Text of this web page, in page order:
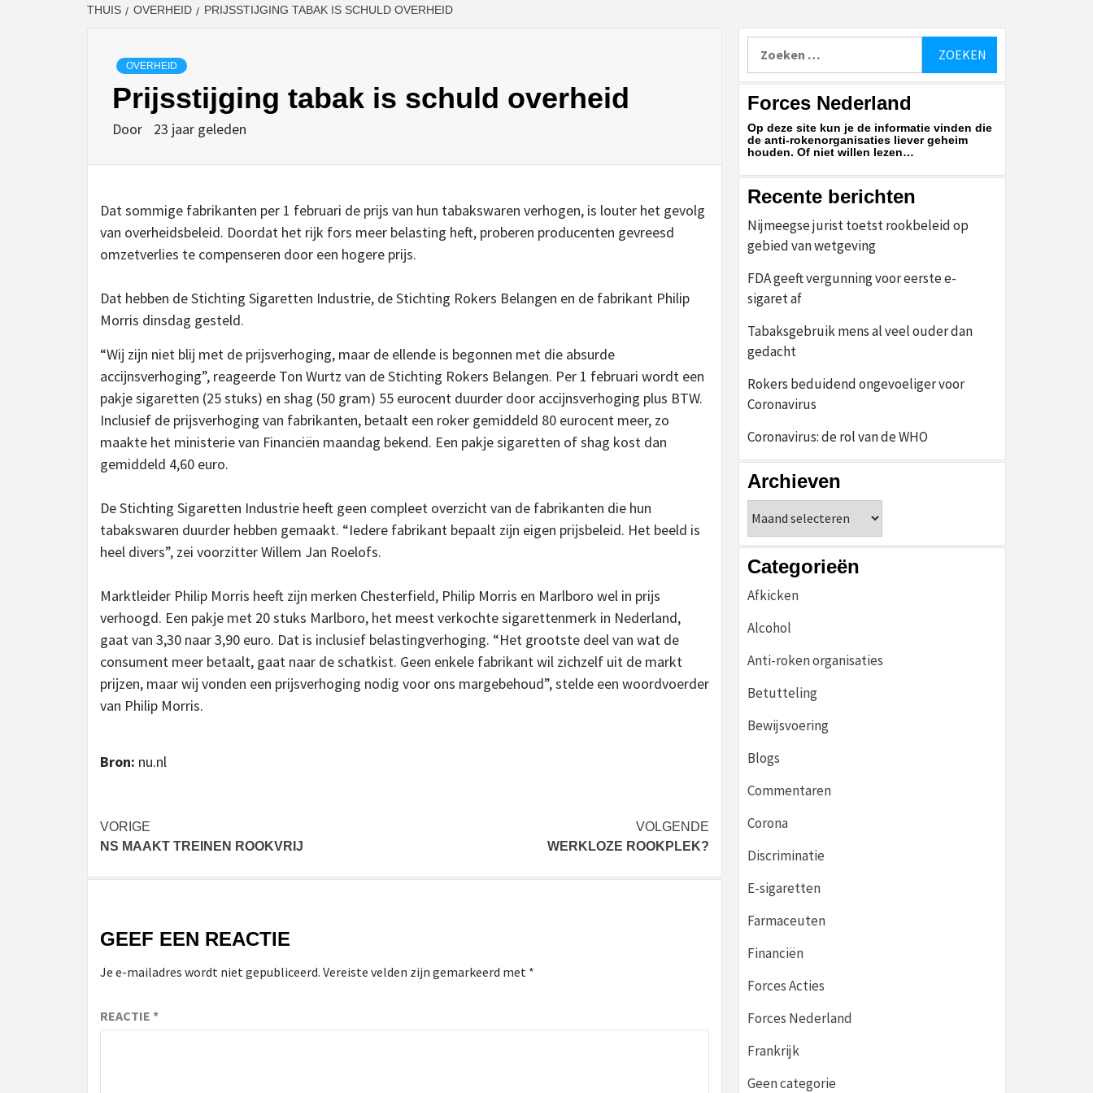
THUIS OVERHEID PRIJSSTIJGING TABAK IS SCHULD OVERHEID
OVERHEID
Prijsstijging tabak is schuld overheid
Door 23 jaar geleden
Dat sommige fabrikanten per 1 februari de prijs van hun tabakswaren verhogen, is louter het gevolg
van overheidsbeleid. Doordat het rijk fors meer belasting heft, proberen producenten gevreesd
omzetverlies te compenseren door een hogere prijs.
Dat hebben de Stichting Sigaretten Industrie, de Stichting Rokers Belangen en de fabrikant Philip
Morris dinsdag gesteld.
“Wij zijn niet blij met de prijsverhoging, maar de ellende is begonnen met die absurde
accijnsverhoging”, reageerde Ton Wurtz van de Stichting Rokers Belangen. Per 1 februari wordt een
pakje sigaretten (25 stuks) en shag (50 gram) 55 eurocent duurder door accijnsverhoging plus BTW.
Inclusief de prijsverhoging van fabrikanten, betaalt een roker gemiddeld 80 eurocent meer, zo
maakte het ministerie van Financiën maandag bekend. Een pakje sigaretten of shag kost dan
gemiddeld 4,60 euro.
De Stichting Sigaretten Industrie heeft geen compleet overzicht van de fabrikanten die hun
tabakswaren duurder hebben gemaakt. “Iedere fabrikant bepaalt zijn eigen prijsbeleid. Het beeld is
heel divers”, zei voorzitter Willem Jan Roelofs.
Marktleider Philip Morris heeft zijn merken Chesterfield, Philip Morris en Marlboro wel in prijs
verhoogd. Een pakje met 20 stuks Marlboro, het meest verkochte sigarettenmerk in Nederland,
gaat van 3,30 naar 3,90 euro. Dat is inclusief belastingverhoging. “Het grootste deel van wat de
consument meer betaalt, gaat naar de schatkist. Geen enkele fabrikant wil zichzelf uit de markt
prijzen, maar wij vonden een prijsverhoging nodig voor ons margebehoud”, stelde een woordvoerder
van Philip Morris.
Bron: nu.nl
Bericht
navigatie
VORIGE
NS MAAKT TREINEN ROOKVRIJ
VOLGENDE
WERKLOZE ROOKPLEK?
GEEF EEN REACTIE
Je e-mailadres wordt niet gepubliceerd. Vereiste velden zijn gemarkeerd met *
REACTIE *
naar:
Forces Nederland
Op deze site kun je de informatie vinden die
de anti-rokenorganisaties liever geheim
houden. Of niet willen lezen…
Recente berichten
Nijmeegse jurist toetst rookbeleid op
gebied van wetgeving
FDA geeft vergunning voor eerste e-
sigaret af
Tabaksgebruik mens al veel ouder dan
gedacht
Rokers beduidend ongevoeliger voor
Coronavirus
Coronavirus: de rol van de WHO
Archieven
Categorieën
Afkicken
Alcohol
Anti-roken organisaties
Betutteling
Bewijsvoering
Blogs
Commentaren
Corona
Discriminatie
E-sigaretten
Farmaceuten
Financiën
Forces Acties
Forces Nederland
Frankrijk
Geen categorie